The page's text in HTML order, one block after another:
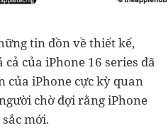
tin đồn về thiết kế,
của iPhone 16 series đã
của iPhone cực kỳ quan
chờ đợi rằng iPhone
mới.